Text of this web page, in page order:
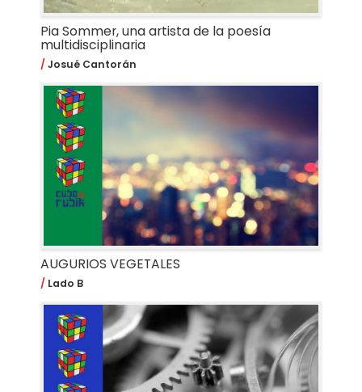
Pia Sommer, una artista de la poesía
multidisciplinaria
Josué Cantorán
AUGURIOS VEGETALES
Lado B